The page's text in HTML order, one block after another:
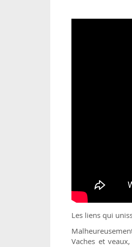
Les liens qui
Vaches et